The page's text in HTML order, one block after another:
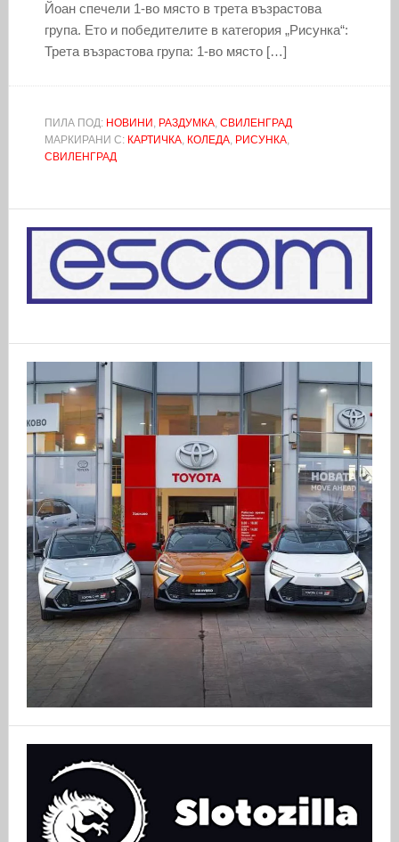
Йоан спечели 1-во място в трета възрастова
група. Ето и победителите в категория „Рисунка“:
Трета възрастова група: 1-во място […]
ПИЛА ПОД: НОВИНИ , РАЗДУМКА, СВИЛЕНГРАД
МАРКИРАНИ С: КАРТИЧКА, КОЛЕДА, РИСУНКА,
СВИЛЕНГРАД